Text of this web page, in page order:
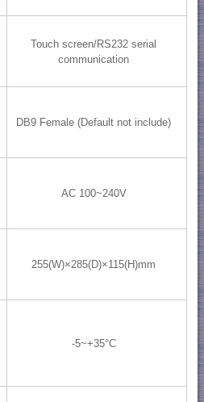
Touch screen/RS232 serial
communication
DB9 Female (Default not include)
AC 100~240V
255(W)×285(D)×115(H)mm
-5~+35°C